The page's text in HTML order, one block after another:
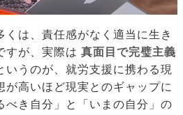
くは、責任感がなく適当に生き
すが、実際は 真面目で完璧主義
いうのが、就労支援に携わる現
が高いほど現実とのギャップに
べき自分」と「いまの自分」の